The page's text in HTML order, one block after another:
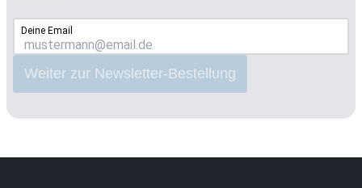
Deine Email
Weiter zur Newsletter-Bestellung